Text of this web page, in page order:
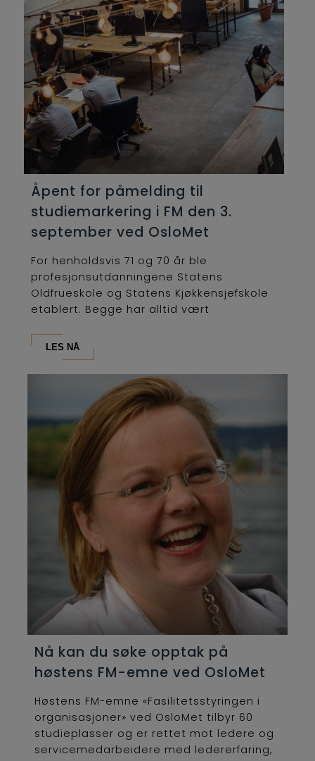
Åpent for påmelding til
studiemarkering i FM den 3.
september ved OsloMet
For henholdsvis 71 og 70 år ble
profesjonsutdanningene Statens
Oldfrueskole og Statens Kjøkkensjefskole
etablert. Begge har alltid vært
LES NÅ
Nå kan du søke opptak på
høstens FM-emne ved OsloMet
Høstens FM-emne «Fasilitetsstyringen i
organisasjoner» ved OsloMet tilbyr 60
studieplasser og er rettet mot ledere og
servicemedarbeidere med ledererfaring,